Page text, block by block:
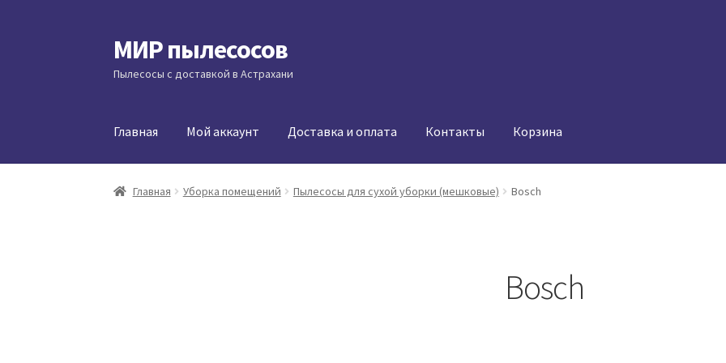
Перейти
к
навигации
Перейти
к
содержимому
МИР пылесосов
Пылесосы с доставкой в Астрахани
Главная Мой аккаунт Доставка и оплата Контакты Корзина
Главная Уборка помещений Пылесосы для сухой уборки (мешковые) Bosch
Bosch